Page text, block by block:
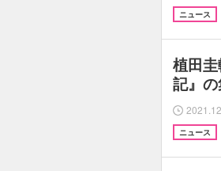
ニュース
植田
記』
ニュース